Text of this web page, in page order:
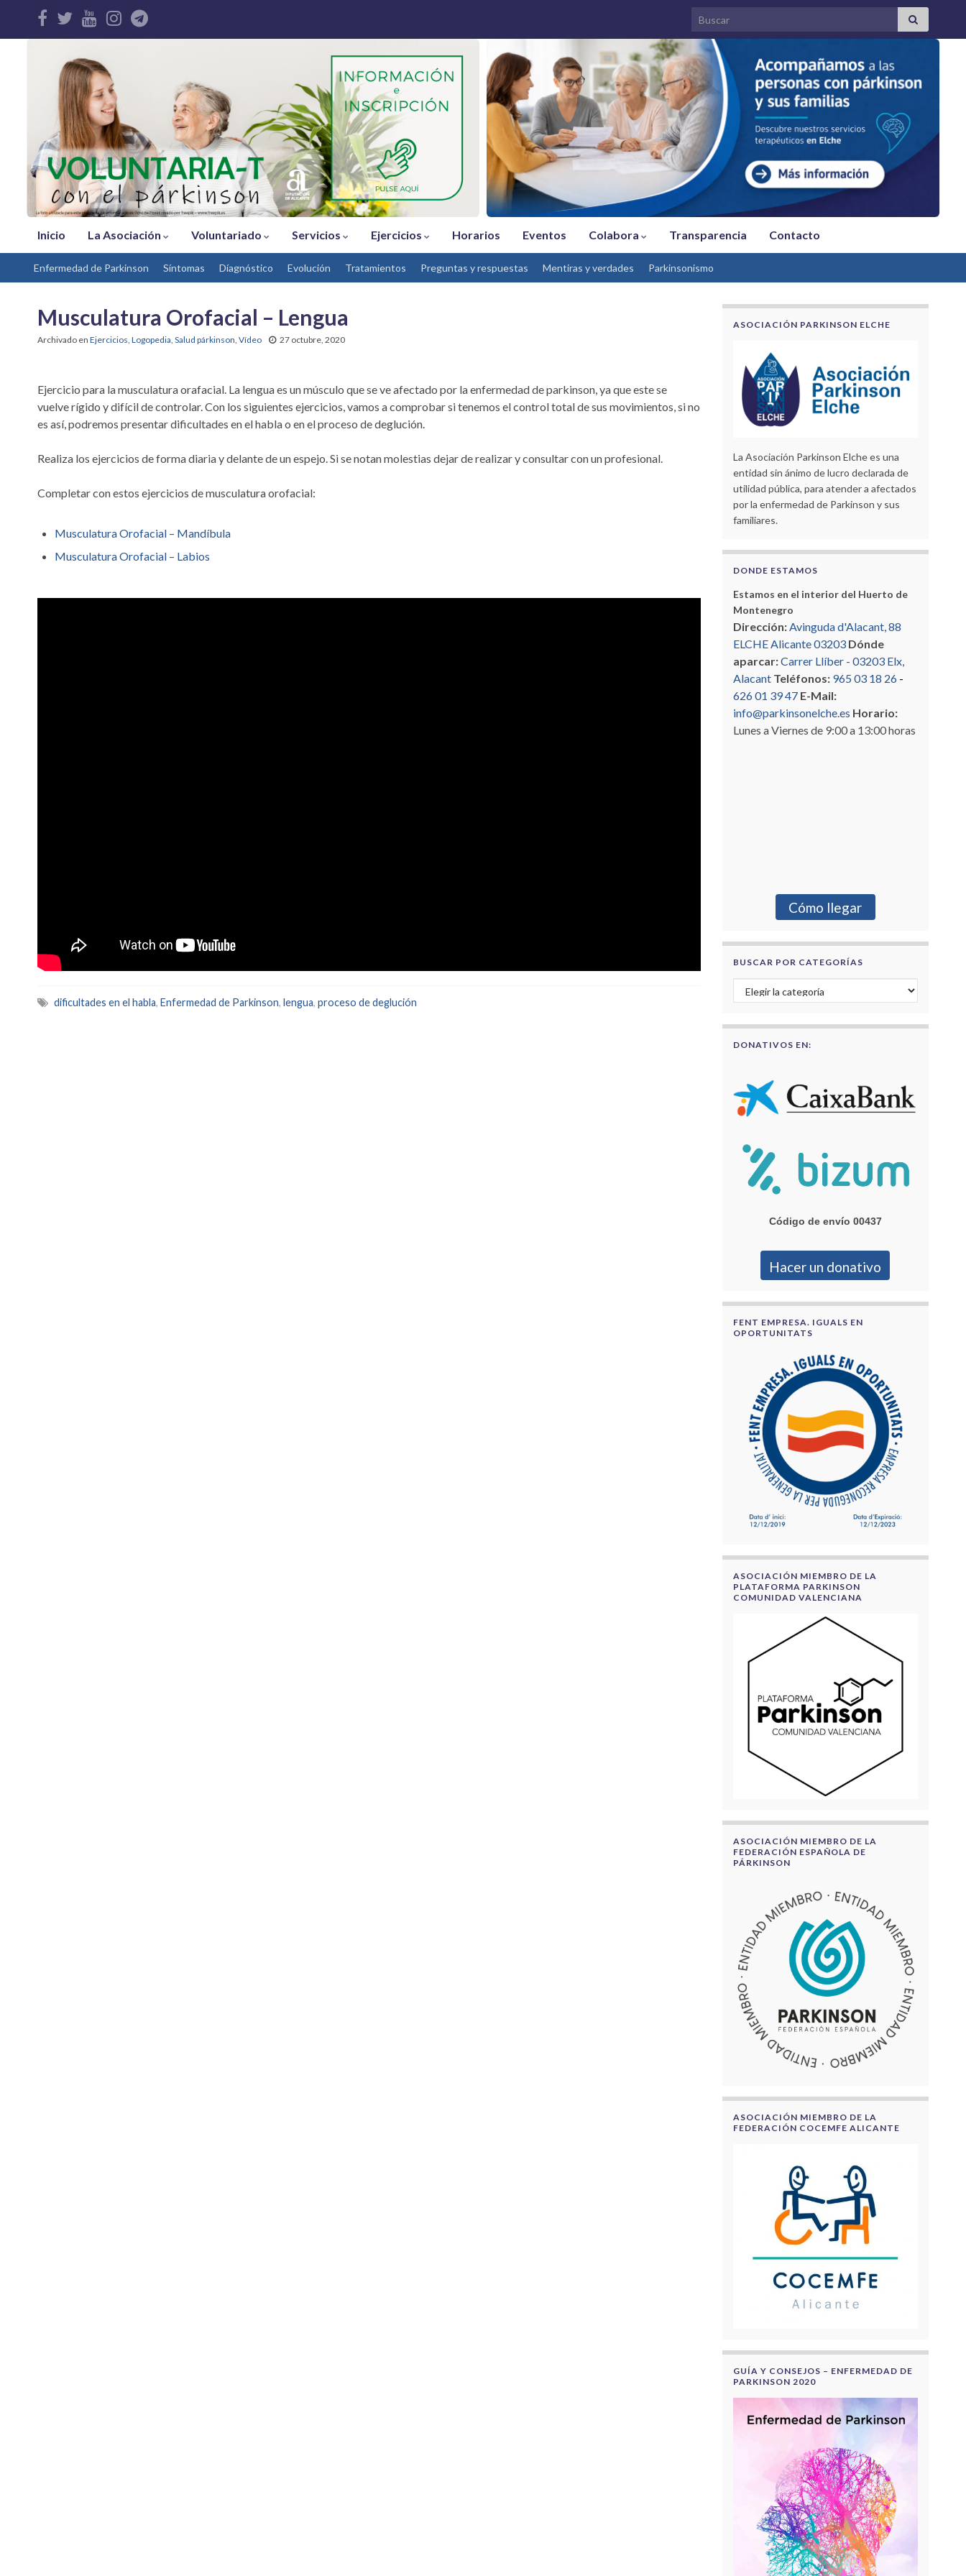
Search for:
Inicio La Asociación Voluntariado Servicios Ejercicios Horarios Eventos Colabora Transparencia Contacto
Enfermedad de Parkinson Síntomas Díagnóstico Evolución Tratamientos Preguntas y respuestas Mentiras y verdades Parkinsonismo
Musculatura Orofacial – Lengua
Archivado en Ejercicios, Logopedia, Salud párkinson, Vídeo 27 octubre, 2020
Ejercicio para la musculatura orafacial. La lengua es un músculo que se ve afectado por la enfermedad de parkinson, ya que este se
vuelve rígido y difícil de controlar. Con los siguientes ejercicios, vamos a comprobar si tenemos el control total de sus movimientos, si no
es así, podremos presentar dificultades en el habla o en el proceso de deglución.
Realiza los ejercicios de forma diaria y delante de un espejo. Si se notan molestias dejar de realizar y consultar con un profesional.
Completar con estos ejercicios de musculatura orofacial:
Musculatura Orofacial – Mandíbula
Musculatura Orofacial – Labios
dificultades en el habla, Enfermedad de Parkinson, lengua, proceso de deglución
ASOCIACIÓN PARKINSON ELCHE
La Asociación Parkinson Elche es una
entidad sin ánimo de lucro declarada de
utilidad pública, para atender a afectados
por la enfermedad de Parkinson y sus
familiares.
DONDE ESTAMOS
Estamos en el interior del Huerto de
Montenegro
Dirección:Avinguda d'Alacant, 88
ELCHE Alicante 03203 Dónde
aparcar:Carrer Llíber - 03203 Elx,
Alacant Teléfonos: 965 03 18 26-
626 01 39 47 E-Mail:
info@parkinsonelche.es Horario:
Lunes a Viernes de 9:00 a 13:00 horas
Cómo llegar
BUSCAR POR CATEGORÍAS
Buscar por categorías
DONATIVOS EN:
Código de envío 00437
Hacer un donativo
FENT EMPRESA. IGUALS EN
OPORTUNITATS
ASOCIACIÓN MIEMBRO DE LA
PLATAFORMA PARKINSON
COMUNIDAD VALENCIANA
ASOCIACIÓN MIEMBRO DE LA
FEDERACIÓN ESPAÑOLA DE
PÁRKINSON
ASOCIACIÓN MIEMBRO DE LA
FEDERACIÓN COCEMFE ALICANTE
GUÍA Y CONSEJOS – ENFERMEDAD DE
PARKINSON 2020